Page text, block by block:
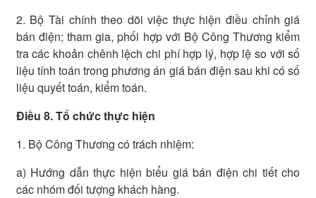
2. Bộ Tài chính theo dõi việc thực hiện điều chỉnh giá
bán điện; tham gia, phối hợp với Bộ Công Thương kiểm
tra các khoản chênh lệch chi phí hợp lý, hợp lệ so với số
liệu tính toán trong phương án giá bán điện sau khi có số
liệu quyết toán, kiểm toán.
Điều 8. Tổ chức thực hiện
1. Bộ Công Thương có trách nhiệm:
a) Hướng dẫn thực hiện biểu giá bán điện chi tiết cho
các nhóm đối tượng khách hàng.